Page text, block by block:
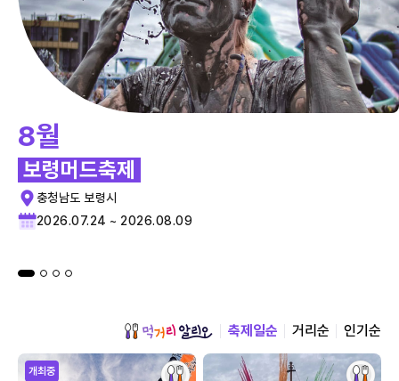
8월
보령머드축제
충청남도 보령시
2026.07.24 ~ 2026.08.09
축제일순 거리순 인기순
개최중